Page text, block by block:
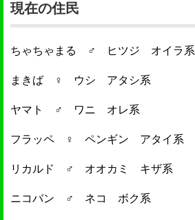
現在の住民
ちゃちゃまる ♂ ヒツジ オイラ系
まきば ♀ ウシ アタシ系
ヤマト ♂ ワニ オレ系
フラッペ ♀ ペンギン アタイ系
リカルド ♂ オオカミ キザ系
ニコバン ♂ ネコ ボク系